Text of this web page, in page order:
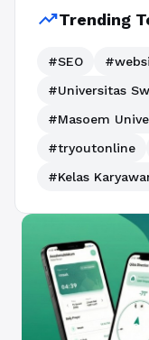
trending_upTrending
#SEO
#Universitas
#Masoem
#tryoutonline
#Kelas